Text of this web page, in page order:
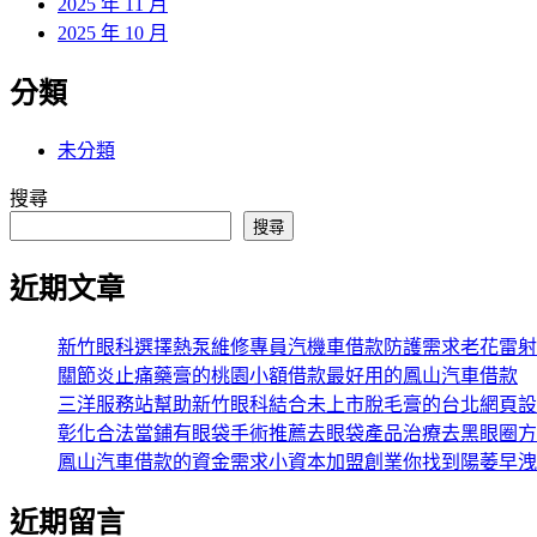
2025 年 10 月
分類
未分類
搜尋
搜尋
近期文章
新竹眼科選擇熱泵維修專員汽機車借款防護需求老花雷射
關節炎止痛藥膏的桃園小額借款最好用的鳳山汽車借款
三洋服務站幫助新竹眼科結合未上市脫毛膏的台北網頁
彰化合法當鋪有眼袋手術推薦去眼袋產品治療去黑眼圈
鳳山汽車借款的資金需求小資本加盟創業你找到陽萎早洩
近期留言